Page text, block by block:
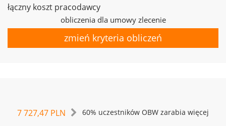
łączny koszt pracodawcy
obliczenia dla umowy zlecenie
zmień kryteria obliczeń
7 727,47 PLN 60% uczestników OBW zarabia więcej